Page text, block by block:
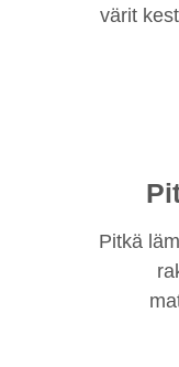
värit
Pitkä